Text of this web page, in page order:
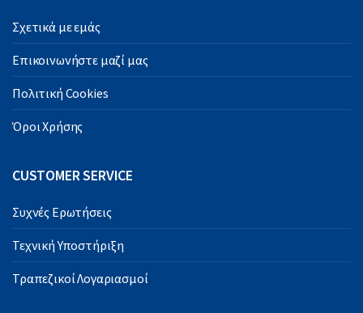
Σχετικά με εμάς
Επικοινωνήστε μαζί μας
Πολιτική Cookies
Όροι Χρήσης
CUSTOMER SERVICE
Συχνές Ερωτήσεις
Τεχνική Υποστήριξη
Τραπεζικοί Λογαριασμοί